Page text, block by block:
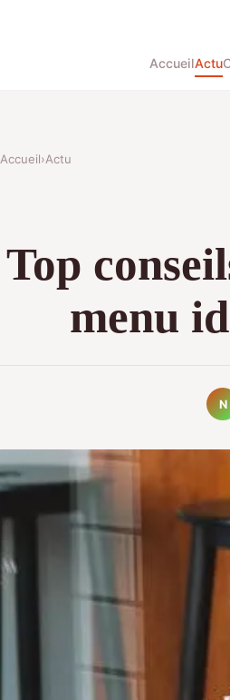
AccueilActu
Accueil›Actu
Top
menu
N